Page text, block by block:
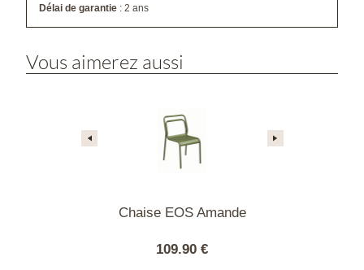
Délai de garantie : 2 ans
Vous aimerez aussi
Chaise EOS Amande
109.90 €